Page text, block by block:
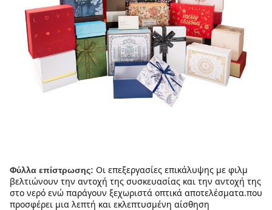
Φύλλα επίστρωσης: Οι επεξεργασίες επικάλυψης με φιλμ
βελτιώνουν την αντοχή της συσκευασίας και την αντοχή της
στο νερό ενώ παράγουν ξεχωριστά οπτικά αποτελέσματα.που
προσφέρει μια λεπτή και εκλεπτυσμένη αίσθηση